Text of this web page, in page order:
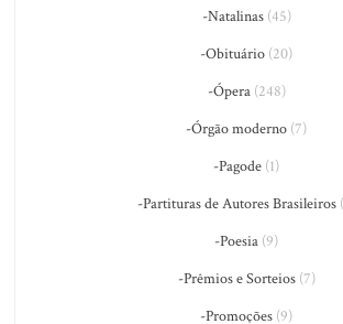
-Natalinas(45)
-Obituário (20)
-Ópera(248)
-Órgão moderno (7)
-Pagode (1)
-Partituras de Autores Brasileiros
-Poesia (9)
-Prêmios e Sorteios(7)
-Promoções (9)